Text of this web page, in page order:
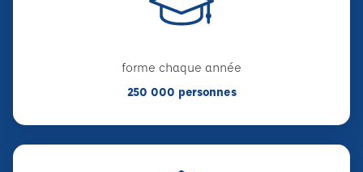
forme chaque année
250 000 personnes